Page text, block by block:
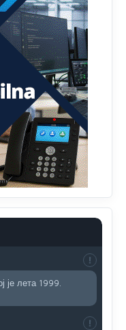
уноси немир
dio Srbije al
rs.Umislili ste da
ОДЛАЗЕ СА
је лета 1999.